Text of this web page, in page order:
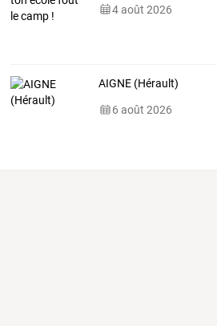
4 août 2026
AIGNE (Hérault)
6 août 2026